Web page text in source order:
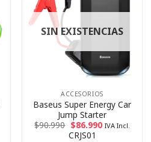
SIN EXISTENCIAS
ACCESORIOS
Baseus Super Energy Car
Jump Starter
$90.990 $86.990 IVA Incl.
CRJS01